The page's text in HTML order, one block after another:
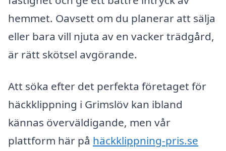
hemmet. Oavsett om du planerar att sälja
eller bara vill njuta av en vacker trädgård,
är rätt skötsel avgörande.
Att söka efter det perfekta företaget för
häckklippning i Grimslöv kan ibland
kännas överväldigande, men vår
plattform här på häckklippning-pris.se